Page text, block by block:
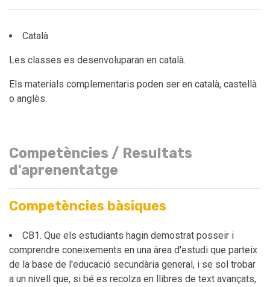
Català
Les classes es desenvoluparan en català.
Els materials complementaris poden ser en català, castellà
o anglès.
Competències / Resultats
d'aprenentatge
Competències bàsiques
CB1. Que els estudiants hagin demostrat posseir i
comprendre coneixements en una àrea d'estudi que parteix
de la base de l'educació secundària general, i se sol trobar
a un nivell que, si bé es recolza en llibres de text avançats,